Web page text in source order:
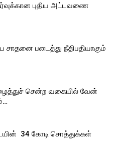
புதிய அட்டவணை
படைத்து நீதிபதியாகும்
சென்ற வகையில் வேன்
₹ 34 கோடி சொத்துக்கள்